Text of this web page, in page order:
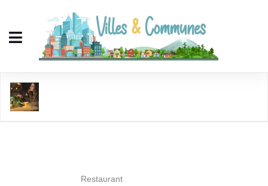
Restaurant